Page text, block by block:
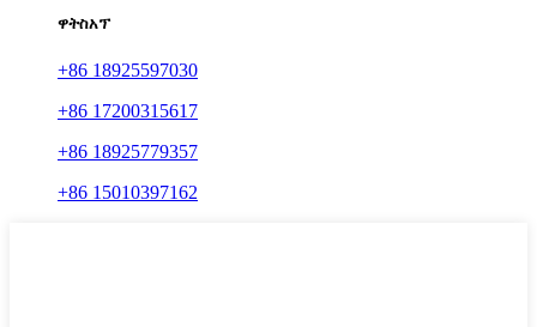
ዋትስአፕ
+86 18925597030
+86 17200315617
+86 18925779357
+86 15010397162